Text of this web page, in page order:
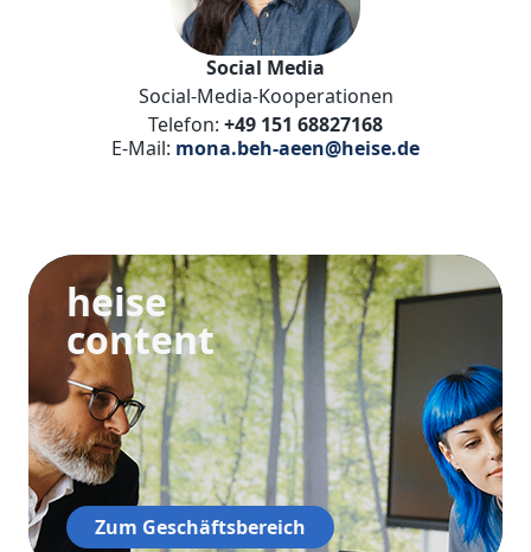
Social Media
Social-Media-Kooperationen
Telefon: +49 151 68827168
E-Mail: mona.beh-aeen@heise.de
heise
content
Zum Geschäftsbereich